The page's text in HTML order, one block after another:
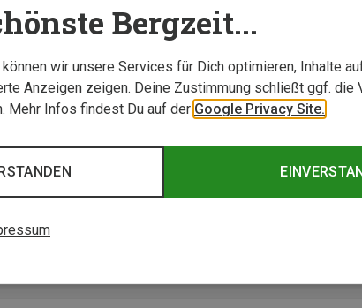
Bergzeit...
wir unsere Services für Dich optimieren, Inhalte
Anzeigen zeigen. Deine Zustimmung schließt ggf. die
Mehr Infos findest Du auf der Google Privacy Site.